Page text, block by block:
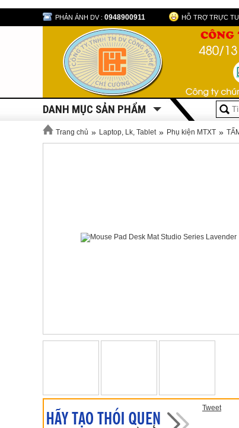
PHẢN ÁNH DV : 0948900911 HỖ TRỢ TRỰC
DANH MỤC SẢN PHẨM
Trang chủ » Laptop, Lk, Tablet » Phụ kiện MTXT »
Tweet